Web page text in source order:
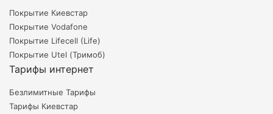
Покрытие Киевстар
Покрытие Vodafone
Покрытие Lifecell (Life)
Покрытие Utel (Тримоб)
Тарифы интернет
Безлимитные Тарифы
Тарифы Киевстар